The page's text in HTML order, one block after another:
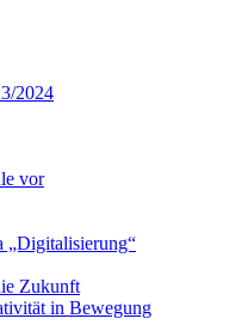
2024
vor
„Digitalisierung“
Zukunft
in Bewegung